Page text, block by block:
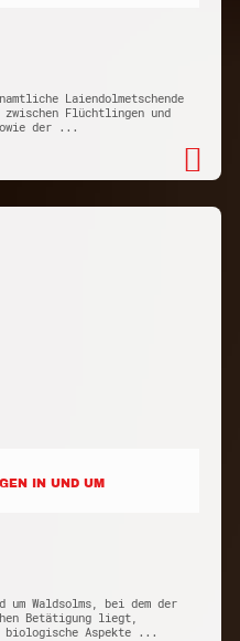
Laiendolmetschende
zwischen Flüchtlingen und
der ...
IN UND UM
um Waldsolms, bei dem der
Betätigung liegt,
Aspekte ...